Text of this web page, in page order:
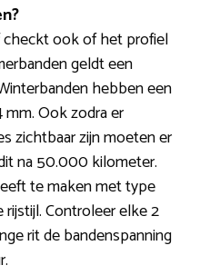
checkt ook of het profiel
geldt een
hebben een
Ook zodra er
zichtbaar zijn moeten er
na 50.000 kilometer.
te maken met type
Controleer elke 2
rit de bandenspanning